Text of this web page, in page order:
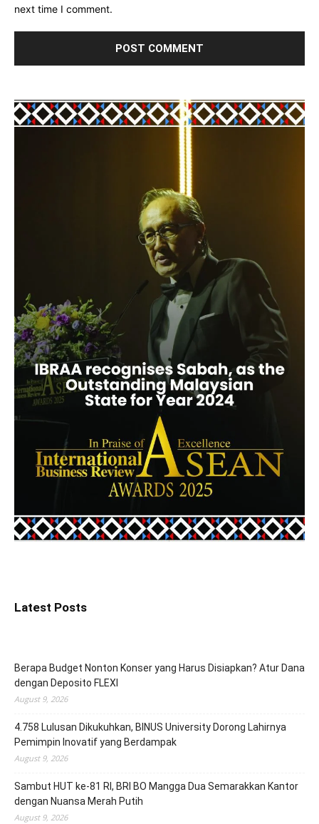
next time I comment.
Latest Posts
Berapa Budget Nonton Konser yang Harus Disiapkan? Atur Dana
dengan Deposito FLEXI
August 9, 2026
4.758 Lulusan Dikukuhkan, BINUS University Dorong Lahirnya
Pemimpin Inovatif yang Berdampak
August 9, 2026
Sambut HUT ke-81 RI, BRI BO Mangga Dua Semarakkan Kantor
dengan Nuansa Merah Putih
August 9, 2026